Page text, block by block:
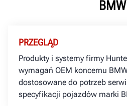
BMW
PRZEGLĄD
Produkty i systemy firmy
wymagań OEM koncernu
dostosowane do potrzeb
specyfikacji pojazdów marki